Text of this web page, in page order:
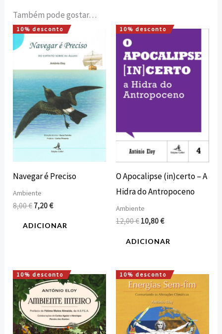
Também pode gostar…
10% desconto
Navegar é Preciso
Ambiente
8,00€
O
preço
original
8,00 €.
7,20€
O
preço
atual
é:
7,20 €.
ADICIONAR
10% desconto
O Apocalipse (in)certo – A
Hidra do Antropoceno
Ambiente
12,00€
O
original
era:
12,00 €.
10,80€
O
atual
é:
10,80 €.
ADICIONAR
10% desconto
O
preço
original
era:
7,00 €.
O
preço
atual
é:
6,30 €.
10% desconto
O
preço
original
era:
10,00 €.
O
preço
atual
é:
9,00 €.